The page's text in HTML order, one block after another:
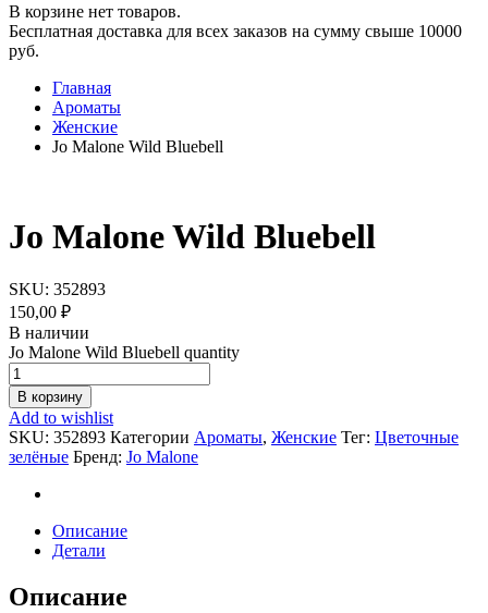
В корзине нет товаров.
Бесплатная доставка для всех заказов на сумму свыше 10000
руб.
Главная
Ароматы
Женские
Jo Malone Wild Bluebell
Jo Malone Wild Bluebell
SKU: 352893
150,00 ₽
В наличии
Jo Malone Wild Bluebell quantity
В корзину
Add to wishlist
SKU: 352893 Категории Ароматы, Женские Тег: Цветочные
зелёные Бренд: Jo Malone
Описание
Детали
Описание